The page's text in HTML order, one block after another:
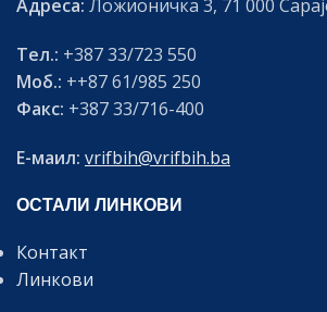
Адреса: Ложионичка 3, 71 000
Тел.: +387 33/723 550
Моб.: ++87 61/985 250
Факс: +387 33/716-400
Е-маил: vrifbih@vrifbih.ba
ОСТАЛИ ЛИНКОВИ
Контакт
Линкови